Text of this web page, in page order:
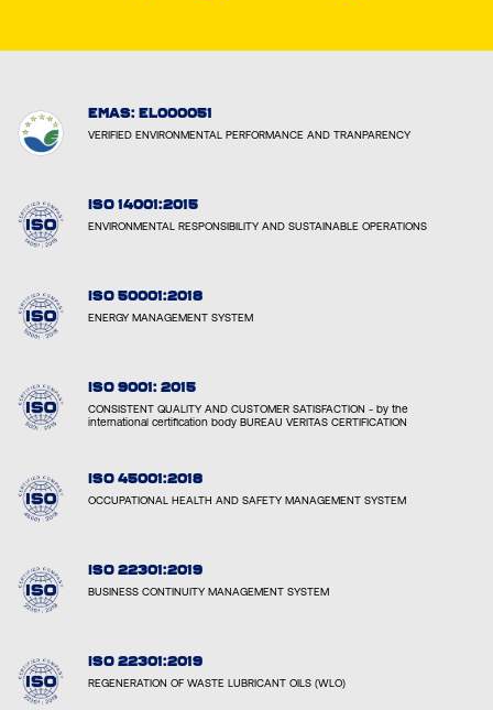
EMAS: EL000051
VERIFIED ENVIRONMENTAL PERFORMANCE AND TRANPARENCY
ISO 14001:2015
ENVIRONMENTAL RESPONSIBILITY AND SUSTAINABLE OPERATIONS
ISO 50001:2018
ENERGY MANAGEMENT SYSTEM
ISO 9001: 2015
CONSISTENT QUALITY AND CUSTOMER SATISFACTION - by the
international certification body BUREAU VERITAS CERTIFICATION
ISO 45001:2018
OCCUPATIONAL HEALTH AND SAFETY MANAGEMENT SYSTEM
ISO 22301:2019
BUSINESS CONTINUITY MANAGEMENT SYSTEM
ISO 22301:2019
REGENERATION OF WASTE LUBRICANT OILS (WLO)